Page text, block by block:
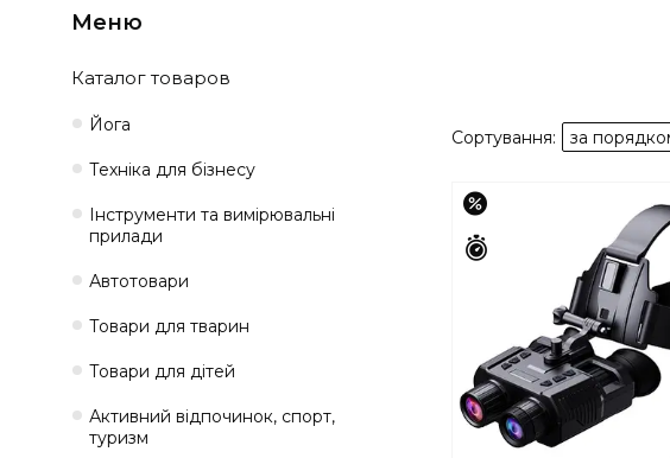
Залишилось 43 дні
Каталог товаров
Йога
Техніка для бізнесу
Інструменти та вимірювальні
прилади
Автотовари
Товари для тварин
Товари для дітей
Активний відпочинок, спорт,
туризм